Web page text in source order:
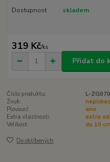
Dostupnost skladem
319 Kč/ks
Přidat do
Číslo produktu:
L-ZG070
Zvuk:
Plovoucí:
ano
Extra vlastnosti:
extra
Velikost:
do 10
Do oblíbených